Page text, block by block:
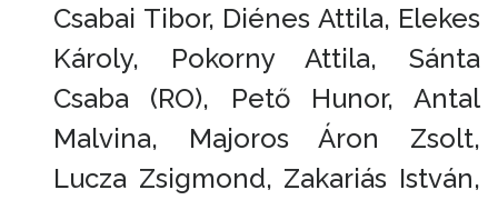
Csabai Tibor, Diénes Attila, Elekes
Károly, Pokorny Attila, Sánta
Csaba (RO), Pető Hunor, Antal
Malvina, Majoros Áron Zsolt,
Lucza Zsigmond, Zakariás István,